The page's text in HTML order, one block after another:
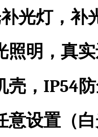
光灯，补
照明，真
， IP54
意设置（